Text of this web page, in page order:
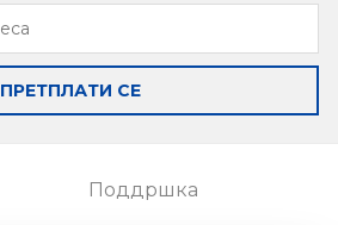
ПРЕТПЛАТИ СЕ
Поддршка